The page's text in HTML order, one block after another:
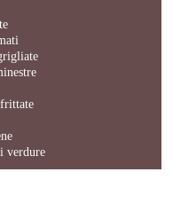
frittate
verdure